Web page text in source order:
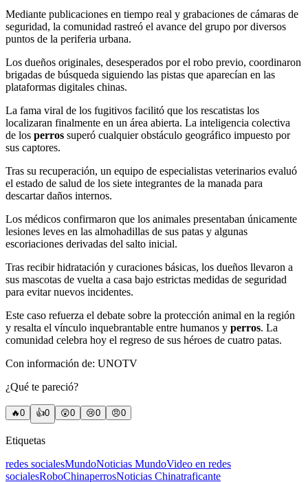
Mediante publicaciones en tiempo real y grabaciones de cámaras de
seguridad, la comunidad rastreó el avance del grupo por diversos
puntos de la periferia urbana.
Los dueños originales, desesperados por el robo previo, coordinaron
brigadas de búsqueda siguiendo las pistas que aparecían en las
plataformas digitales chinas.
La fama viral de los fugitivos facilitó que los rescatistas los
localizaran finalmente en un área abierta. La inteligencia colectiva
de los perros superó cualquier obstáculo geográfico impuesto por
sus captores.
Tras su recuperación, un equipo de especialistas veterinarios evaluó
el estado de salud de los siete integrantes de la manada para
descartar daños internos.
Los médicos confirmaron que los animales presentaban únicamente
lesiones leves en las almohadillas de sus patas y algunas
escoriaciones derivadas del salto inicial.
Tras recibir hidratación y curaciones básicas, los dueños llevaron a
sus mascotas de vuelta a casa bajo estrictas medidas de seguridad
para evitar nuevos incidentes.
Este caso refuerza el debate sobre la protección animal en la región
y resalta el vínculo inquebrantable entre humanos y perros. La
comunidad celebra hoy el regreso de sus héroes de cuatro patas.
Con información de: UNOTV
¿Qué te pareció?
🔥0 👍0 😲0 😢0 😠0
Etiquetas
redes socialesMundoNoticias MundoVideo en redes
socialesRoboChinaperrosNoticias Chinatraficante